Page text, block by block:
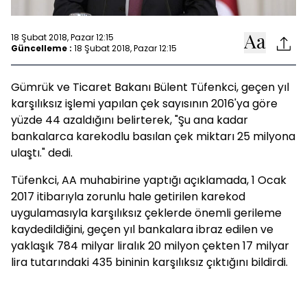
18 Şubat 2018, Pazar 12:15
Güncelleme : 18 Şubat 2018, Pazar 12:15
Gümrük ve Ticaret Bakanı Bülent Tüfenkci, geçen yıl
karşılıksız işlemi yapılan çek sayısının 2016'ya göre
yüzde 44 azaldığını belirterek, "Şu ana kadar
bankalarca karekodlu basılan çek miktarı 25 milyona
ulaştı." dedi.
Tüfenkci, AA muhabirine yaptığı açıklamada, 1 Ocak
2017 itibarıyla zorunlu hale getirilen karekod
uygulamasıyla karşılıksız çeklerde önemli gerileme
kaydedildiğini, geçen yıl bankalara ibraz edilen ve
yaklaşık 784 milyar liralık 20 milyon çekten 17 milyar
lira tutarındaki 435 bininin karşılıksız çıktığını bildirdi.